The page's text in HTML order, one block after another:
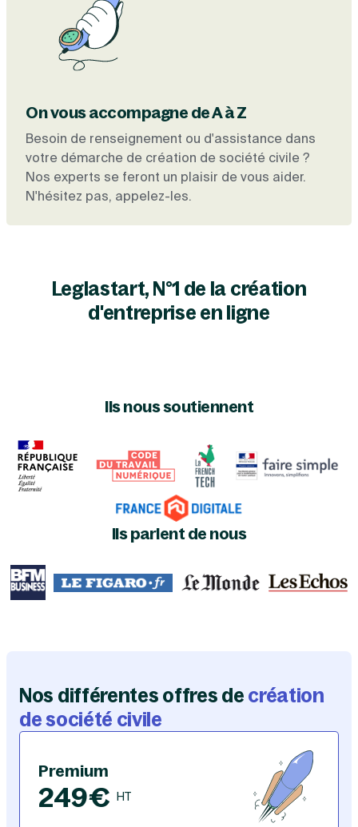
On vous accompagne de A à Z
Besoin de renseignement ou d'assistance dans
votre démarche de création de société civile ?
Nos experts se feront un plaisir de vous aider.
N'hésitez pas, appelez-les.
Leglastart, N°1 de la création
d'entreprise en ligne
Ils nous soutiennent
Ils parlent de nous
Nos différentes offres de création
de société civile
Choisie par 7 entrepreneurs sur 10
Premium
249€ HT